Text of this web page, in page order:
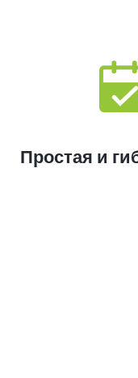
Простая и